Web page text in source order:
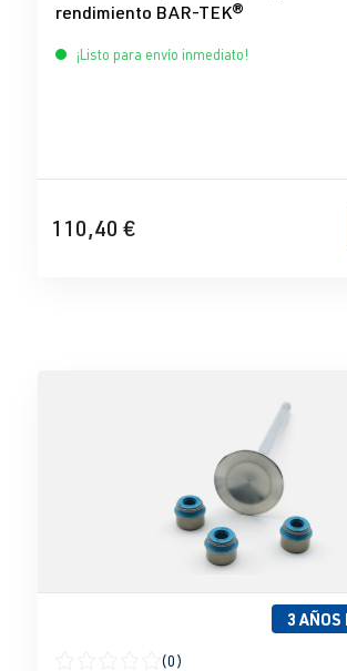
rendimiento BAR-TEK®
¡Listo para envío inmediato!
110,40 €
3 AÑOS
(0)